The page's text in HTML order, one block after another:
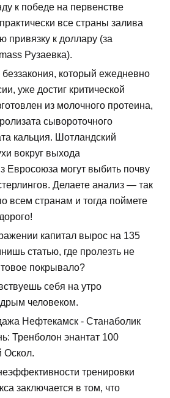
к победе на первенстве
все страны залива
привязку к доллару (за
Рузаевка).
который ежедневно
уже достиг критической
из молочного протеина,
сывороточного
кальция. Шотландский
вокруг выхода
Евросоюза могут выбить почву
Делаете анализ — так
всем странам и тогда поймете
капитал вырос на 135
статью, где пролезть не
покрывало?
себя на утро
человеком.
Нефтекамск - Станаболик
Тренболон энантат 100
Оскол.
тренировки
заключается в том, что